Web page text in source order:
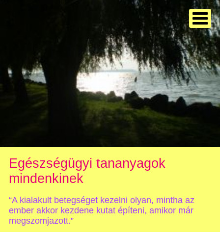
Egészségügyi tananyagok
mindenkinek
“A kialakult betegséget kezelni olyan, mintha az
ember akkor kezdene kutat építeni, amikor már
megszomjazott.”